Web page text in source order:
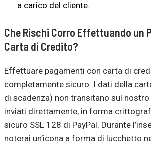
a carico del cliente.
Che Rischi Corro Effettuando un
Carta di Credito?
Effettuare pagamenti con carta di
completamente sicuro. I dati della
di scadenza) non transitano sul
inviati direttamente, in forma
sicuro SSL 128 di PayPal. Durante
noterai un’icona a forma di lucchetto